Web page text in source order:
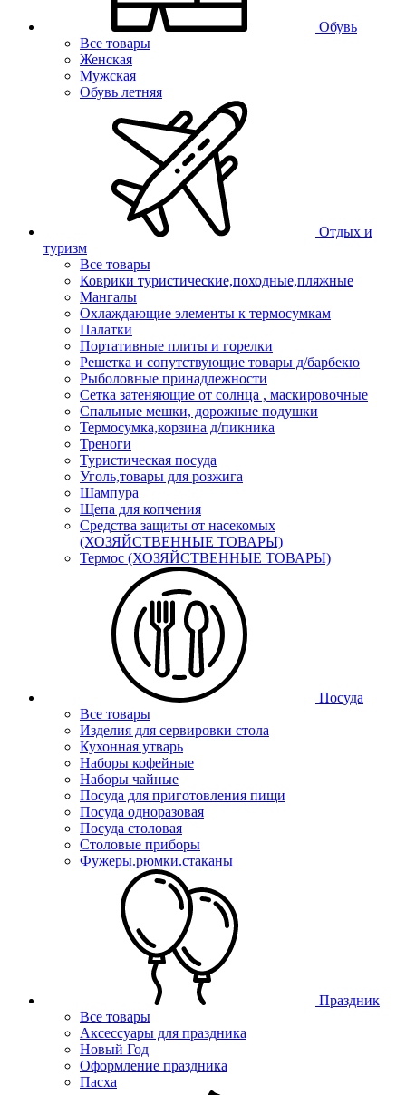
Обувь
Все товары
Женская
Мужская
Обувь летняя
Отдых и
туризм
Все товары
Коврики туристические,походные,пляжные
Мангалы
Охлаждающие элементы к термосумкам
Палатки
Портативные плиты и горелки
Решетка и сопутствующие товары д/барбекю
Рыболовные принадлежности
Сетка затеняющие от солнца , маскировочные
Спальные мешки, дорожные подушки
Термосумка,корзина д/пикника
Треноги
Туристическая посуда
Уголь,товары для розжига
Шампура
Щепа для копчения
Средства защиты от насекомых
(ХОЗЯЙСТВЕННЫЕ ТОВАРЫ)
Термос (ХОЗЯЙСТВЕННЫЕ ТОВАРЫ)
Посуда
Все товары
Изделия для сервировки стола
Кухонная утварь
Наборы кофейные
Наборы чайные
Посуда для приготовления пищи
Посуда одноразовая
Посуда столовая
Столовые приборы
Фужеры.рюмки.стаканы
Праздник
Все товары
Аксессуары для праздника
Новый Год
Оформление праздника
Пасха